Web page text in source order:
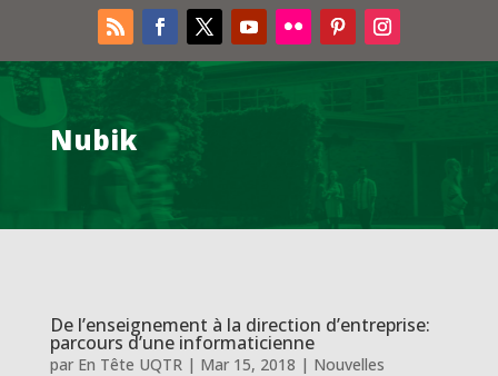
Nubik
De l’enseignement à la direction d’entreprise:
parcours d’une informaticienne
par En Tête UQTR| Mar 15, 2018 | Nouvelles